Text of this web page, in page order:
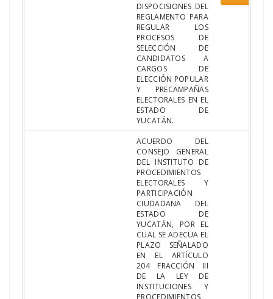
DISPOCISIONES DEL
REGLAMENTO PARA
REGULAR LOS
PROCESOS DE
SELECCIÓN DE
CANDIDATOS A
CARGOS DE
ELECCIÓN POPULAR
Y PRECAMPAÑAS
ELECTORALES EN EL
ESTADO DE
YUCATÁN.
ACUERDO DEL
CONSEJO GENERAL
DEL INSTITUTO DE
PROCEDIMIENTOS
ELECTORALES Y
PARTICIPACIÓN
CIUDADANA DEL
ESTADO DE
YUCATÁN, POR EL
CUAL SE ADECUA EL
PLAZO SEÑALADO
EN EL ARTÍCULO
204 FRACCIÓN III
DE LA LEY DE
INSTITUCIONES Y
PROCEDIMIENTOS